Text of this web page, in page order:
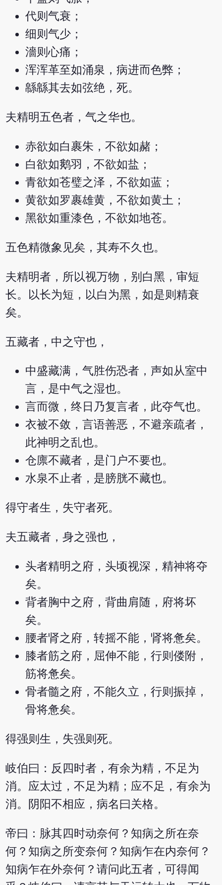
代则气衰；
细则气少；
濇则心痛；
浑浑革至如涌泉，病进而色弊；
緜緜其去如弦绝，死。
夫精明五色者，气之华也。
赤欲如白裹朱，不欲如赭；
白欲如鹅羽，不欲如盐；
青欲如苍璧之泽，不欲如蓝；
黄欲如罗裹雄黄，不欲如黄土；
黑欲如重漆色，不欲如地苍。
五色精微象见矣，其寿不久也。
夫精明者，所以视万物，别白黑，审短
长。以长为短，以白为黑，如是则精衰
矣。
五藏者，中之守也，
中盛藏满，气胜伤恐者，声如从室中
言，是中气之湿也。
言而微，终日乃复言者，此夺气也。
衣被不敛，言语善恶，不避亲疏者，
此神明之乱也。
仓廪不藏者，是门户不要也。
水泉不止者，是膀胱不藏也。
得守者生，失守者死。
夫五藏者，身之强也，
头者精明之府，头顷视深，精神将夺
矣。
背者胸中之府，背曲肩随，府将坏
矣。
腰者肾之府，转摇不能，肾将惫矣。
膝者筋之府，屈伸不能，行则偻附，
筋将惫矣。
骨者髓之府，不能久立，行则振掉，
骨将惫矣。
得强则生，失强则死。
岐伯曰：反四时者，有余为精，不足为
消。应太过，不足为精；应不足，有余为
消。阴阳不相应，病名曰关格。
帝曰：脉其四时动奈何？知病之所在奈
何？知病之所变奈何？知病乍在内奈何？
知病乍在外奈何？请问此五者，可得闻